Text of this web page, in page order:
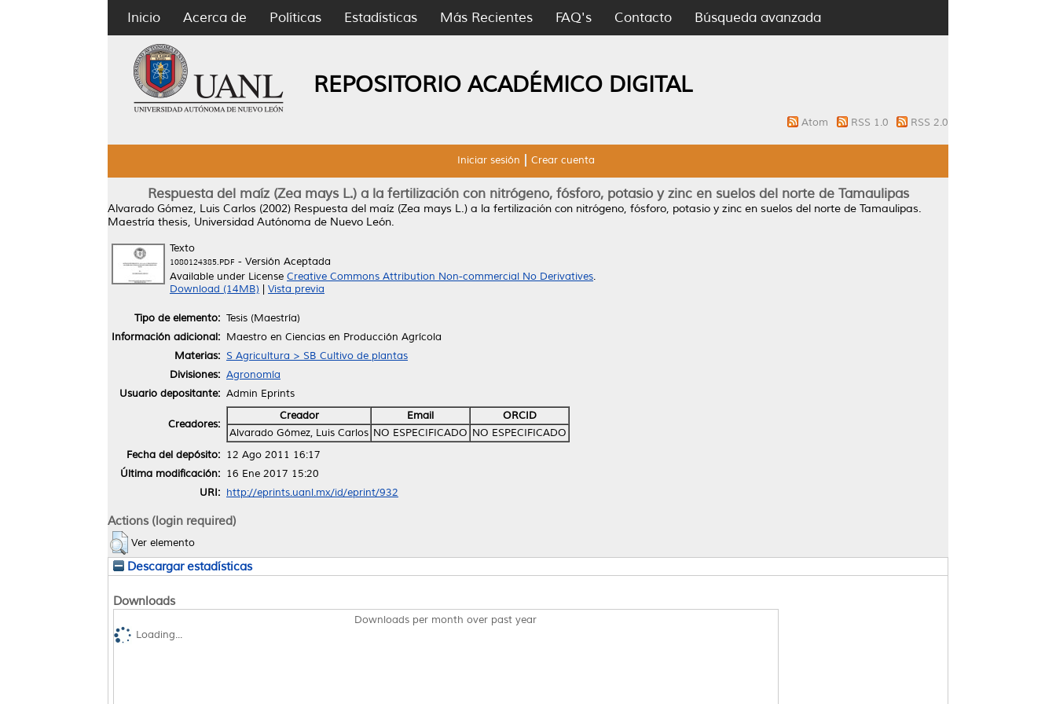
Inicio Acerca de Políticas Estadísticas Más Recientes FAQ's Contacto Búsqueda avanzada
REPOSITORIO ACADÉMICO DIGITAL
Atom RSS 1.0 RSS 2.0
Iniciar sesión Crear cuenta
Respuesta del maíz (Zea mays L.) a la fertilización con nitrógeno, fósforo, potasio y zinc en suelos del norte de Tamaulipas
Alvarado Gómez, Luis Carlos (2002) Respuesta del maíz (Zea mays L.) a la fertilización con nitrógeno, fósforo, potasio y zinc en suelos del norte de Tamaulipas.
Maestría thesis, Universidad Autónoma de Nuevo León.
Texto
1080124385.PDF - Versión Aceptada
Available under License Creative Commons Attribution Non-commercial No Derivatives.
Download (14MB)
Vista previa
Tipo de elemento: Tesis (Maestría)
Información adicional: Maestro en Ciencias en Producción Agrícola
Materias: S Agricultura > SB Cultivo de plantas
Divisiones: Agronomía
Usuario depositante: Admin Eprints
Creadores:
Creador Email
ORCID
Alvarado Gómez, Luis Carlos NO ESPECIFICADO NO ESPECIFICADO
Fecha del depósito: 12 Ago 2011 16:17
Última modificación: 16 Ene 2017 15:20
URI: http://eprints.uanl.mx/id/eprint/932
Actions (login required)
Ver elemento
Descargar estadísticas
Downloads
Downloads per month over past year
Loading...